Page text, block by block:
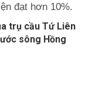
đạt hơn 10%.
trụ cầu Tứ Liên
sông Hồng